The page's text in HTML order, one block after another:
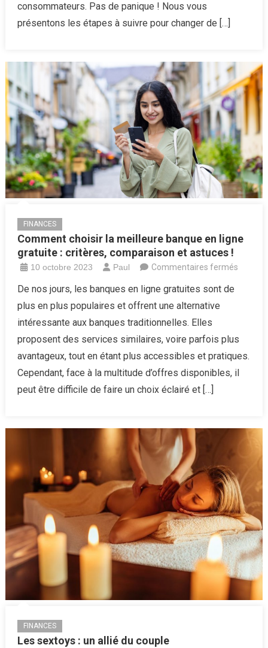
guide
consommateurs. Pas de panique ! Nous vous
présentons les étapes à suivre pour changer de […]
FINANCES
Comment choisir la meilleure banque en ligne
gratuite : critères, comparaison et astuces !
10 octobre 2023 Paul Commentaires ferméssur
banque
en
ligne
astuces
!
De nos jours, les banques en ligne gratuites sont de
plus en plus populaires et offrent une alternative
intéressante aux banques traditionnelles. Elles
proposent des services similaires, voire parfois plus
avantageux, tout en étant plus accessibles et pratiques.
Cependant, face à la multitude d’offres disponibles, il
peut être difficile de faire un choix éclairé et […]
FINANCES
Les sextoys : un allié du couple